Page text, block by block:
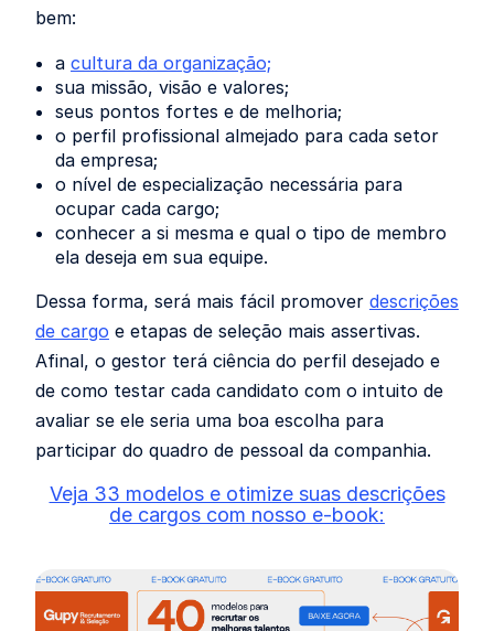
bem:
a cultura da organização;
sua missão, visão e valores;
seus pontos fortes e de melhoria;
o perfil profissional almejado para cada setor
da empresa;
o nível de especialização necessária para
ocupar cada cargo;
conhecer a si mesma e qual o tipo de membro
ela deseja em sua equipe.
Dessa forma, será mais fácil promover descrições
de cargo e etapas de seleção mais assertivas.
Afinal, o gestor terá ciência do perfil desejado e
de como testar cada candidato com o intuito de
avaliar se ele seria uma boa escolha para
participar do quadro de pessoal da companhia.
Veja 33 modelos e otimize suas descrições
de cargos com nosso e-book: